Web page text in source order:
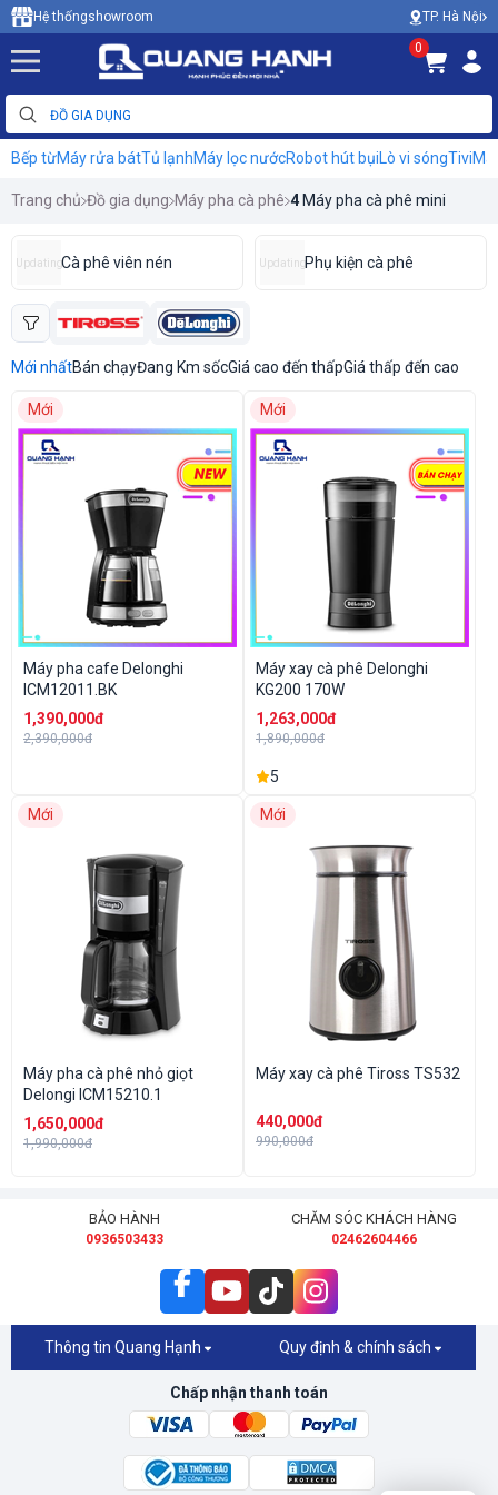
Hệ thốngshowroom TP. Hà Nội
0
Bếp từMáy rửa bátTủ lạnhMáy lọc nướcRobot hút bụiLò vi sóngTivi
Trang chủ Đồ gia dụng Máy pha cà phê 4 Máy pha cà phê mini
UpdatingCà phê viên nén UpdatingPhụ kiện cà phê
Mới nhấtBán chạyĐang Km sốcGiá cao đến thấpGiá thấp đến cao
Mới
Máy pha cafe Delonghi
ICM12011.BK
1,390,000đ
2,390,000đ
Mới
Máy xay cà phê Delonghi
KG200 170W
1,263,000đ
1,890,000đ
5
Mới
Máy pha cà phê nhỏ giọt
Delongi ICM15210.1
1,650,000đ
1,990,000đ
Mới
Máy xay cà phê Tiross TS532
440,000đ
990,000đ
BẢO HÀNH
0936503433
CHĂM SÓC KHÁCH HÀNG
02462604466
Thông tin Quang Hạnh Quy định & chính sách
Chấp nhận thanh toán